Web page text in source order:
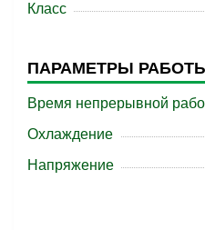
Класс
ПАРАМЕТРЫ
Время непрерывной
Охлаждение
Напряжение